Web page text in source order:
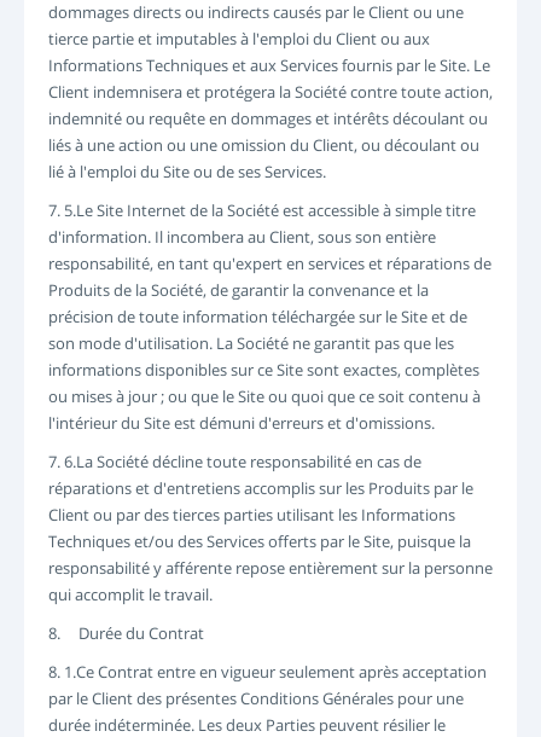
dommages directs ou indirects causés par le Client ou une
tierce partie et imputables à l'emploi du Client ou aux
Informations Techniques et aux Services fournis par le Site. Le
Client indemnisera et protégera la Société contre toute action,
indemnité ou requête en dommages et intérêts découlant ou
liés à une action ou une omission du Client, ou découlant ou
lié à l'emploi du Site ou de ses Services.
7. 5.Le Site Internet de la Société est accessible à simple titre
d'information. Il incombera au Client, sous son entière
responsabilité, en tant qu'expert en services et réparations de
Produits de la Société, de garantir la convenance et la
précision de toute information téléchargée sur le Site et de
son mode d'utilisation. La Société ne garantit pas que les
informations disponibles sur ce Site sont exactes, complètes
ou mises à jour ; ou que le Site ou quoi que ce soit contenu à
l'intérieur du Site est démuni d'erreurs et d'omissions.
7. 6.La Société décline toute responsabilité en cas de
réparations et d'entretiens accomplis sur les Produits par le
Client ou par des tierces parties utilisant les Informations
Techniques et/ou des Services offerts par le Site, puisque la
responsabilité y afférente repose entièrement sur la personne
qui accomplit le travail.
8. Durée du Contrat
8. 1.Ce Contrat entre en vigueur seulement après acceptation
par le Client des présentes Conditions Générales pour une
durée indéterminée. Les deux Parties peuvent résilier le